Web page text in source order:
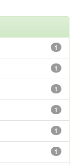
1
1
1
1
1
1